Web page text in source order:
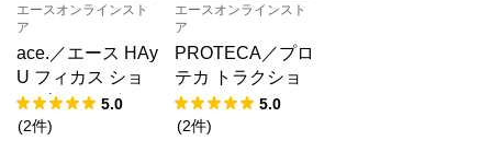
エースオンラインスト
ア
ace.／エース HAy
U フィカス ショ
ルダーバッグ 191
03
5.0
(2件)
エースオンラインスト
ア
PROTECA／プロ
テカ トラクショ
ン2 スーツケース
日本製 39/45L エ
5.0
(2件)